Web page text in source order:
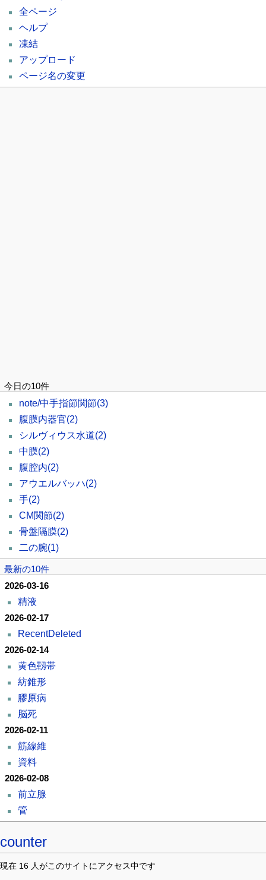
全ページ
ヘルプ
凍結
アップロード
ページ名の変更
今日の10件
note/中手指節関節(3)
腹膜内器官(2)
シルヴィウス水道(2)
中膜(2)
腹腔内(2)
アウエルバッハ(2)
手(2)
CM関節(2)
骨盤隔膜(2)
二の腕(1)
最新の10件
2026-03-16
精液
2026-02-17
RecentDeleted
2026-02-14
黄色靱帯
紡錐形
膠原病
脳死
2026-02-11
筋線維
資料
2026-02-08
前立腺
管
counter
現在 16 人がこのサイトにアクセス中です